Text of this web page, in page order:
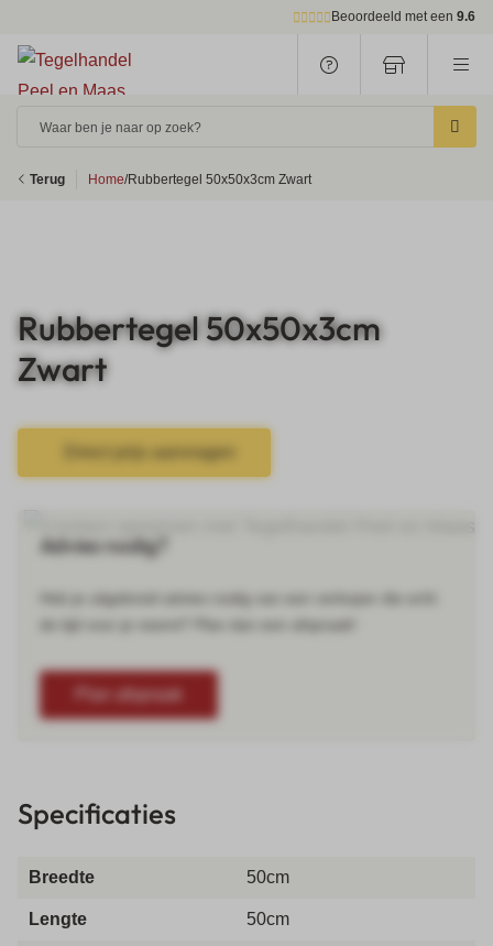
Beoordeeld met een 9.6
Waar ben je naar op zoek?
Terug Home/Rubbertegel 50x50x3cm Zwart
Rubbertegel 50x50x3cm
Zwart
Direct prijs aanvragen
Advies nodig?
Heb je uitgebreid advies nodig van een verkoper die echt
Plan afspraak
Specificaties
Breedte 50cm
Lengte 50cm